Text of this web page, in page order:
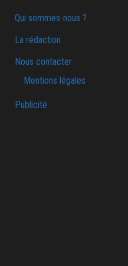
Qui sommes-nous ?
La rédaction
Nous contacter
Mentions légales
Publicité